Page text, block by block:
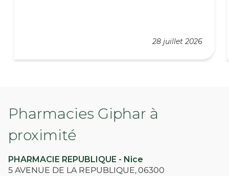
28 juillet 2026
Pharmacies Giphar à
proximité
PHARMACIE REPUBLIQUE - Nice
5 AVENUE DE LA REPUBLIQUE,06300